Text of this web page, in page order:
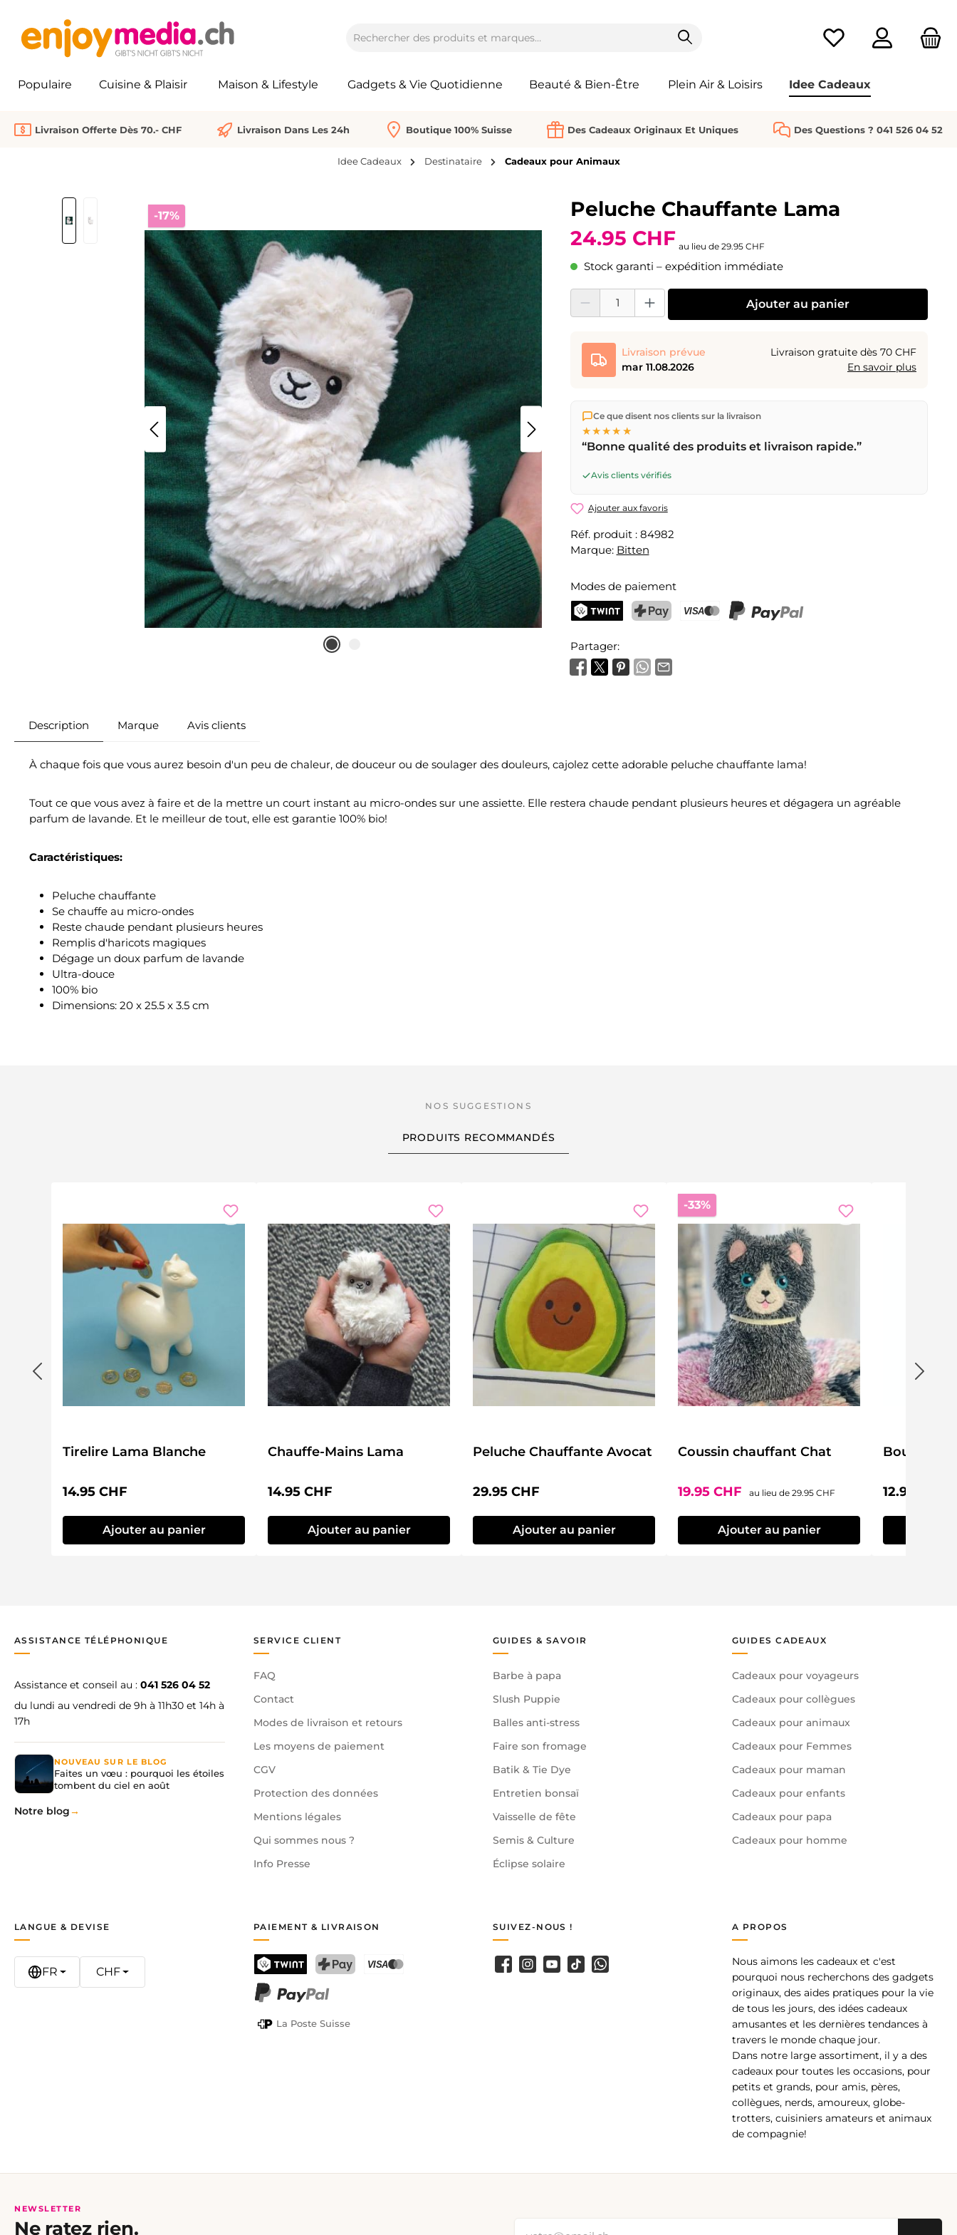
Vous avez 0 articles
Populaire Cuisine & Plaisir Maison & Lifestyle Gadgets & Vie Quotidienne Beauté & Bien-Être Plein Air & Loisirs Idee Cadeaux
Livraison Offerte Dès 70.- CHF Livraison Dans Les 24h Boutique 100% Suisse Des Cadeaux Originaux Et Uniques Des Questions ? 041 526 04 52
Idee Cadeaux Destinataire Cadeaux pour Animaux
Ignorer la galerie d'images
-17%Réduction
Peluche Chauffante Lama
24.95 CHF au lieu de 29.95 CHF
Stock garanti – expédition immédiate
Quantité de produit : Entrez la quantité souhaitée ou utilisez les boutons pour augmenter
Ajouter au panier
Livraison prévue
mar 11.08.2026
Livraison gratuite dès 70 CHF
En savoir plus
Nous expédions directement depuis notre entrepôt à Kriens, en
Suisse.
17h(lun–ven) expédiées le jour même – livraison le
ouvrable par la Poste Suisse.
Ce que disent nos clients sur la livraison
★★★★★
“Bonne qualité des produits et livraison rapide.”
Avis clients vérifiés
Ajouter aux favoris
Réf. produit : 84982
Marque: Bitten
Modes de paiement
Partager:
Description Marque Avis clients
À chaque fois que vous aurez besoin d'un peu de chaleur, de douceur ou de soulager des douleurs, cajolez cette adorable peluche chauffante lama!
Tout ce que vous avez à faire et de la mettre un court instant au micro-ondes sur une assiette. Elle restera chaude pendant plusieurs heures et dégagera un agréable
parfum de lavande. Et le meilleur de tout, elle est garantie 100% bio!
Caractéristiques:
Peluche chauffante
Se chauffe au micro-ondes
Reste chaude pendant plusieurs heures
Remplis d'haricots magiques
Dégage un doux parfum de lavande
Ultra-douce
100% bio
Dimensions: 20 x 25.5 x 3.5 cm
PRODUITS RECOMMANDÉS
Tirelire Lama Blanche
Prix régulier :
14.95 CHF
Ajouter au panier
Chauffe-Mains Lama
Prix régulier :
14.95 CHF
Ajouter au panier
Peluche Chauffante Avocat
Prix régulier :
29.95 CHF
Ajouter au panier
-33%Réduction
Coussin chauffant Chat
Prix de vente :
19.95 CHF au lieu de Prix régulier :
29.95 CHF
Ajouter au panier
Bouillotte
Prix
12.95 CHF
ASSISTANCE TÉLÉPHONIQUE
Assistance et conseil au : 041 526 04 52
du lundi au vendredi de 9h à 11h30 et 14h à
17h
NOUVEAU SUR LE BLOG
Faites un vœu : pourquoi les étoiles
tombent du ciel en août
Notre blog
SERVICE CLIENT
FAQ
Contact
Modes de livraison et retours
Les moyens de paiement
CGV
Protection des données
Mentions légales
Qui sommes nous ?
Info Presse
GUIDES & SAVOIR
Barbe à papa
Slush Puppie
Balles anti-stress
Faire son fromage
Batik & Tie Dye
Entretien bonsaï
Vaisselle de fête
Semis & Culture
Éclipse solaire
GUIDES CADEAUX
Cadeaux pour voyageurs
Cadeaux pour collègues
Cadeaux pour animaux
Cadeaux pour Femmes
Cadeaux pour maman
Cadeaux pour enfants
Cadeaux pour papa
Cadeaux pour homme
A PROPOS
Nous aimons les cadeaux et c'est
pourquoi nous recherchons des gadgets
originaux, des aides pratiques pour la vie
de tous les jours, des idées cadeaux
amusantes et les dernières tendances à
travers le monde chaque jour.
Dans notre large assortiment, il y a des
cadeaux pour toutes les occasions, pour
petits et grands, pour amis, pères,
collègues, nerds, amoureux, globe-
trotters, cuisiniers amateurs et animaux
de compagnie!
PAIEMENT & LIVRAISON
TWINT
La Poste Suisse
LANGUE & DEVISE
FR CHF
SUIVEZ-NOUS !
Facebook
Instagram
YouTubeTikTokWhatsApp
NEWSLETTER
Ne ratez rien.